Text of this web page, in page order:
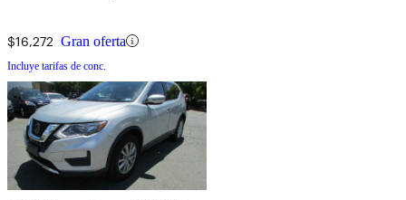
$16,272 Gran oferta
Incluye tarifas de conc.